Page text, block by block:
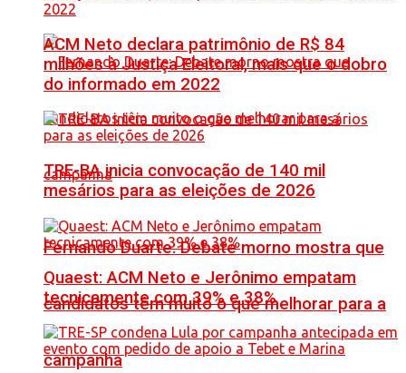
Fernando Duarte: Debate morno mostra que
candidatos têm muito o que melhorar para a
campanha
ACM Neto declara patrimônio de R$ 84
milhões à Justiça Eleitoral, mais que o dobro
do informado em 2022
TRE-BA inicia convocação de 140 mil
mesários para as eleições de 2026
Quaest: ACM Neto e Jerônimo empatam
tecnicamente com 39% e 38%